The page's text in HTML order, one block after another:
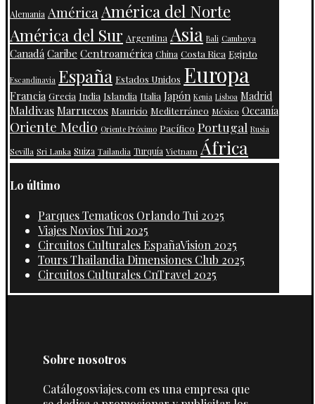
Alemania AméricaAmérica del Norte
América del Sur Argentina Asia Bali Camboya
Canadá Caribe Centroamérica China Costa Rica Egipto
Escandinavia España Estados Unidos Europa
Francia Grecia India Islandia Italia Japón Kenia Lisboa Madrid
Maldivas Marruecos Mauricio Mediterráneo México Oceanía
Oriente Medio Oriente Próximo Pacífico Portugal Rusia
Sevilla Sri Lanka Suiza Tailandia Turquía Vietnam África
Lo último
Parques Tematicos Orlando Tui 2025
Viajes Novios Tui 2025
Circuitos Culturales EspañaVision 2025
Tours Thailandia Dimensiones Club 2025
Circuitos Culturales CnTravel 2025
Sobre nosotros
Catálogosviajes.com es una empresa que